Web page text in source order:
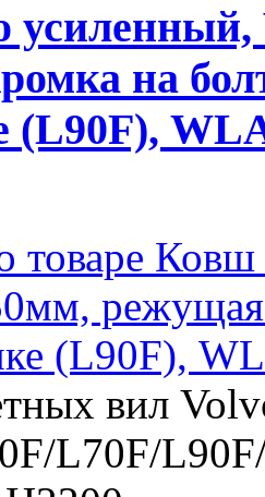
на
(L90F),
товаре
(L90F),